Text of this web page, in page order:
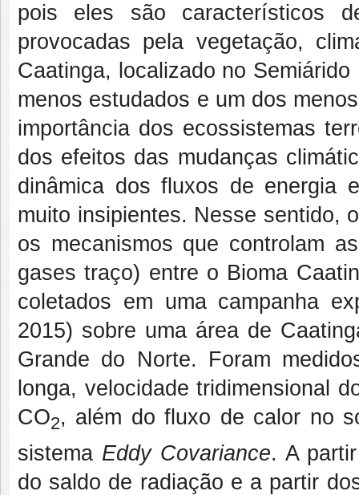
pois eles são característicos
provocadas pela vegetação,
Caatinga, localizado no
menos estudados e um dos
importância dos ecossistemas
dos efeitos das mudanças
dinâmica dos fluxos de energia
muito insipientes. Nesse sentido,
os mecanismos que controlam
gases traço) entre o Bioma
coletados em uma campanha
2015) sobre uma área de
Grande do Norte. Foram
longa, velocidade tridimensional
CO2, além do fluxo de calor no
sistema Eddy Covariance. A
do saldo de radiação e a partir